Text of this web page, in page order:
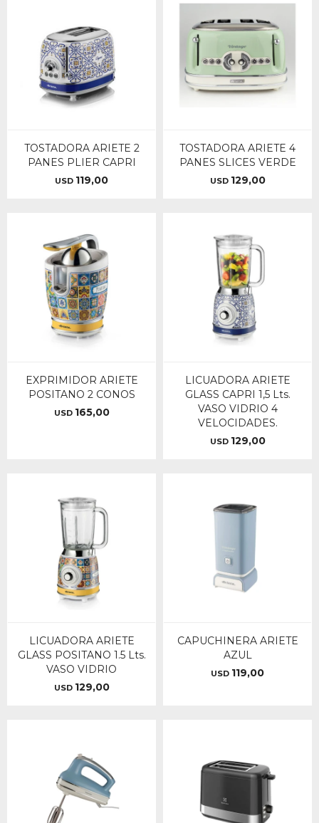
TOSTADORA ARIETE 2
PANES PLIER CAPRI
USD 119,00
TOSTADORA ARIETE 4
PANES SLICES VERDE
USD 129,00
EXPRIMIDOR ARIETE
POSITANO 2 CONOS
USD 165,00
LICUADORA ARIETE
GLASS CAPRI 1,5 Lts.
VASO VIDRIO 4
VELOCIDADES.
USD 129,00
LICUADORA ARIETE
GLASS POSITANO 1.5 Lts.
VASO VIDRIO
USD 129,00
CAPUCHINERA ARIETE
AZUL
USD 119,00